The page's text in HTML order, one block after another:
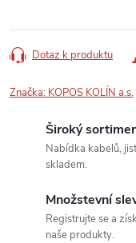
Dotaz k produktu
Značka: KOPOS KOLÍN a.s.
Široký
Nabídka kabelů,
skladem.
Množstevní
Registrujte se a
naše produkty.